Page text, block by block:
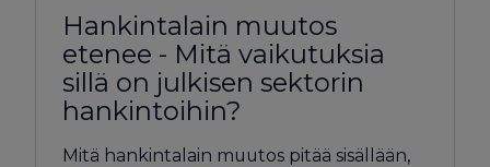
Hankintalain muutos
etenee - Mitä vaikutuksia
sillä on julkisen sektorin
hankintoihin?
Mitä hankintalain muutos pitää sisällään,